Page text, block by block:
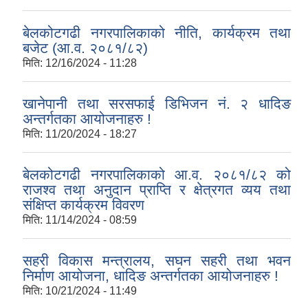
बेलकोटगढी नगरपालिकाको नीति, कार्यक्रम तथा
बजेट (आ.व. २०८१/८२)
मिति: 12/16/2024 - 11:28
खानेपानी तथा सरसफाई डिभिजन नं. २ धादिङ
अन्तर्गतका आयोजनाहरु !
मिति: 11/20/2024 - 18:27
बेलकोटगढी नगरपालिकाको आ.व. २०८१/८२ को
राजश्व तथा अनुदान प्राप्ति र क्षेत्रगत व्यय तथा
संक्षिप्त कार्यक्रम विवरण
मिति: 11/14/2024 - 08:59
सहरी विकास मन्त्रालय, सघन सहरी तथा भवन
निर्माण आयोजना, धादिङ अन्तर्गतका आयोजनाहरु !
मिति: 10/21/2024 - 11:49